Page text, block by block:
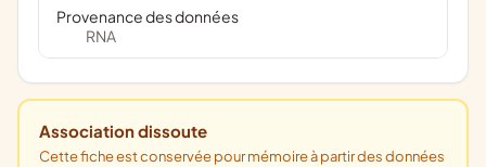
Provenance des données
RNA
Association dissoute
Cette fiche est conservée pour mémoire à partir des données